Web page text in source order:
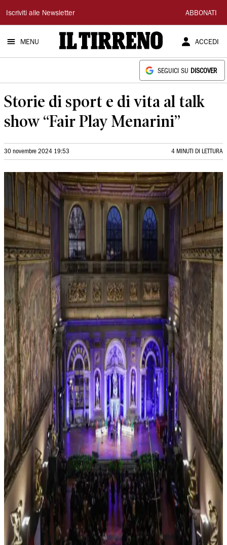
Il
Tirreno
Iscriviti alle Newsletter ABBONATI
MENU ACCEDI
SEGUICI SU DISCOVER
Storie di sport e di vita al talk
show “Fair Play Menarini”
30 novembre 2024 19:53 4 MINUTI DI LETTURA